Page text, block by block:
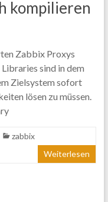
kompilieren
Zabbix Proxys
sind in dem
Zielsystem sofort
lösen zu müssen.
zabbix
Weiterlesen